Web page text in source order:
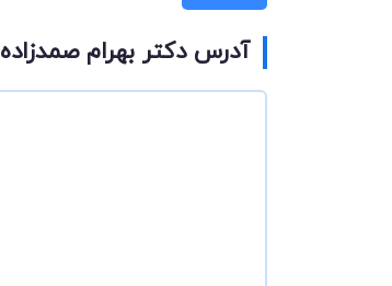
آدرس دکتر بهرام صمدزاده